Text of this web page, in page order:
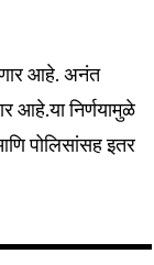
आहे. अनंत
आहे.या निर्णयामुळे
पोलिसांसह इतर